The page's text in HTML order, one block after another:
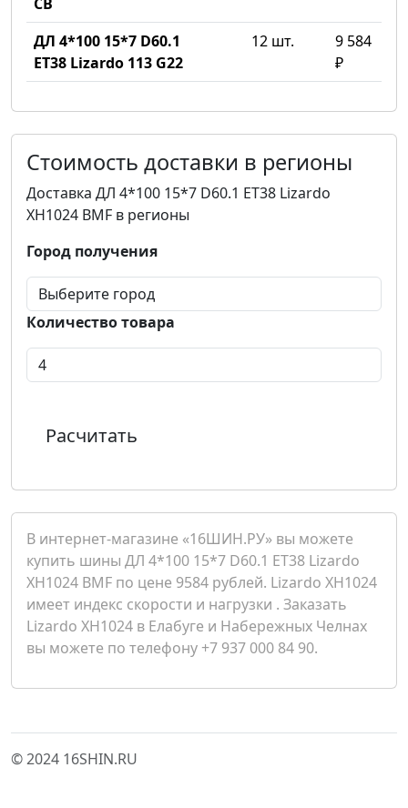
ДЛ 4*100 15*7 D60.1
ET38 Lizardo 113 G22
12 шт.
9 584
₽
Стоимость доставки в регионы
Доставка ДЛ 4*100 15*7 D60.1 ET38 Lizardo
XH1024 BMF в регионы
Город получения
Количество товара
Расчитать
В интернет-магазине «16ШИН.РУ» вы можете
купить шины ДЛ 4*100 15*7 D60.1 ET38 Lizardo
XH1024 BMF по цене 9584 рублей. Lizardo XH1024
имеет индекс скорости и нагрузки . Заказать
Lizardo XH1024 в Елабуге и Набережных Челнах
вы можете по телефону +7 937 000 84 90.
© 2024 16SHIN.RU